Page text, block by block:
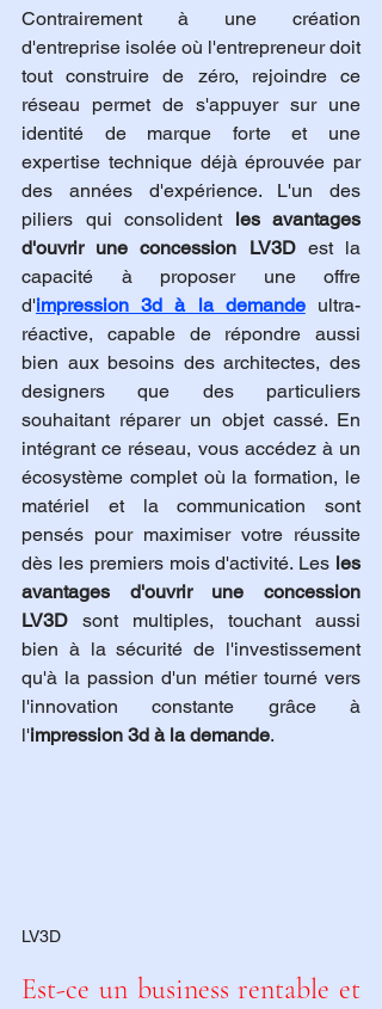
Contrairement à une création
d'entreprise isolée où l'entrepreneur doit
tout construire de zéro, rejoindre ce
réseau permet de s'appuyer sur une
identité de marque forte et une
expertise technique déjà éprouvée par
des années d'expérience. L'un des
piliers qui consolident les avantages
d'ouvrir une concession LV3D est la
capacité à proposer une offre
d'impression 3d à la demande ultra-
réactive, capable de répondre aussi
bien aux besoins des architectes, des
designers que des particuliers
souhaitant réparer un objet cassé. En
intégrant ce réseau, vous accédez à un
écosystème complet où la formation, le
matériel et la communication sont
pensés pour maximiser votre réussite
dès les premiers mois d'activité. Les les
avantages d'ouvrir une concession
LV3D sont multiples, touchant aussi
bien à la sécurité de l'investissement
qu'à la passion d'un métier tourné vers
l'innovation constante grâce à
l'impression 3d à la demande.
LV3D
Est-ce un business rentable et